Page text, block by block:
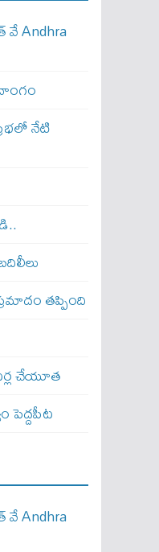
వే Andhra
నేటి
తప్పింది
చేయూత
పెద్దపీట
వే Andhra